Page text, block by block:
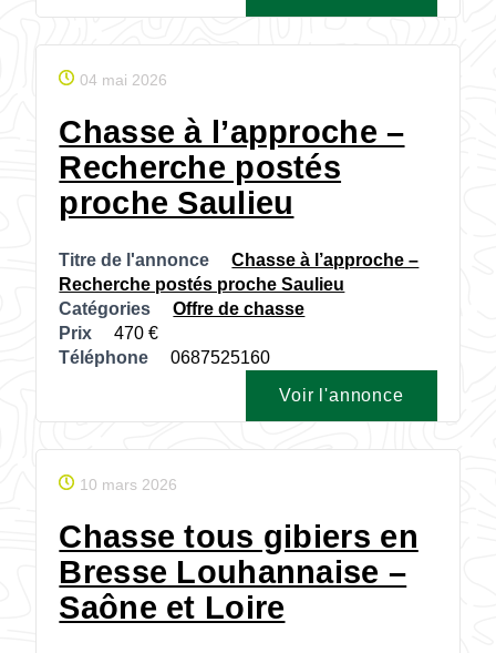
04 mai 2026
Chasse à l’approche –
Recherche postés
proche Saulieu
Titre de l'annonce
Chasse à l’approche –
Recherche postés proche Saulieu
Catégories
Offre de chasse
Prix
470
Téléphone
0687525160
Voir l'annonce
10 mars 2026
Chasse tous gibiers en
Bresse Louhannaise –
Saône et Loire